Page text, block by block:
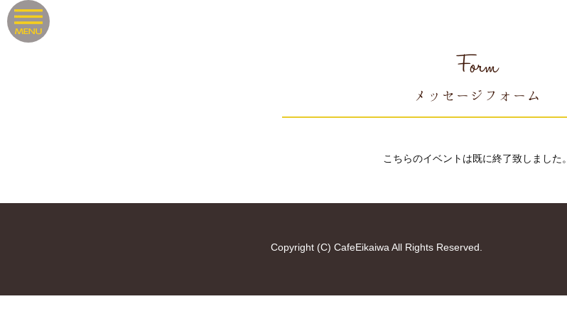
Form
メッセージフォーム
こちらのイベントは既に終了致しました。
Copyright (C) CafeEikaiwa All Rights Reserved.